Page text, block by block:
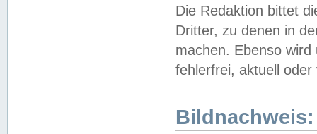
Die Redaktion bittet
Dritter, zu denen in
machen. Ebenso
fehlerfrei, aktuell oder
Bildnachweis: